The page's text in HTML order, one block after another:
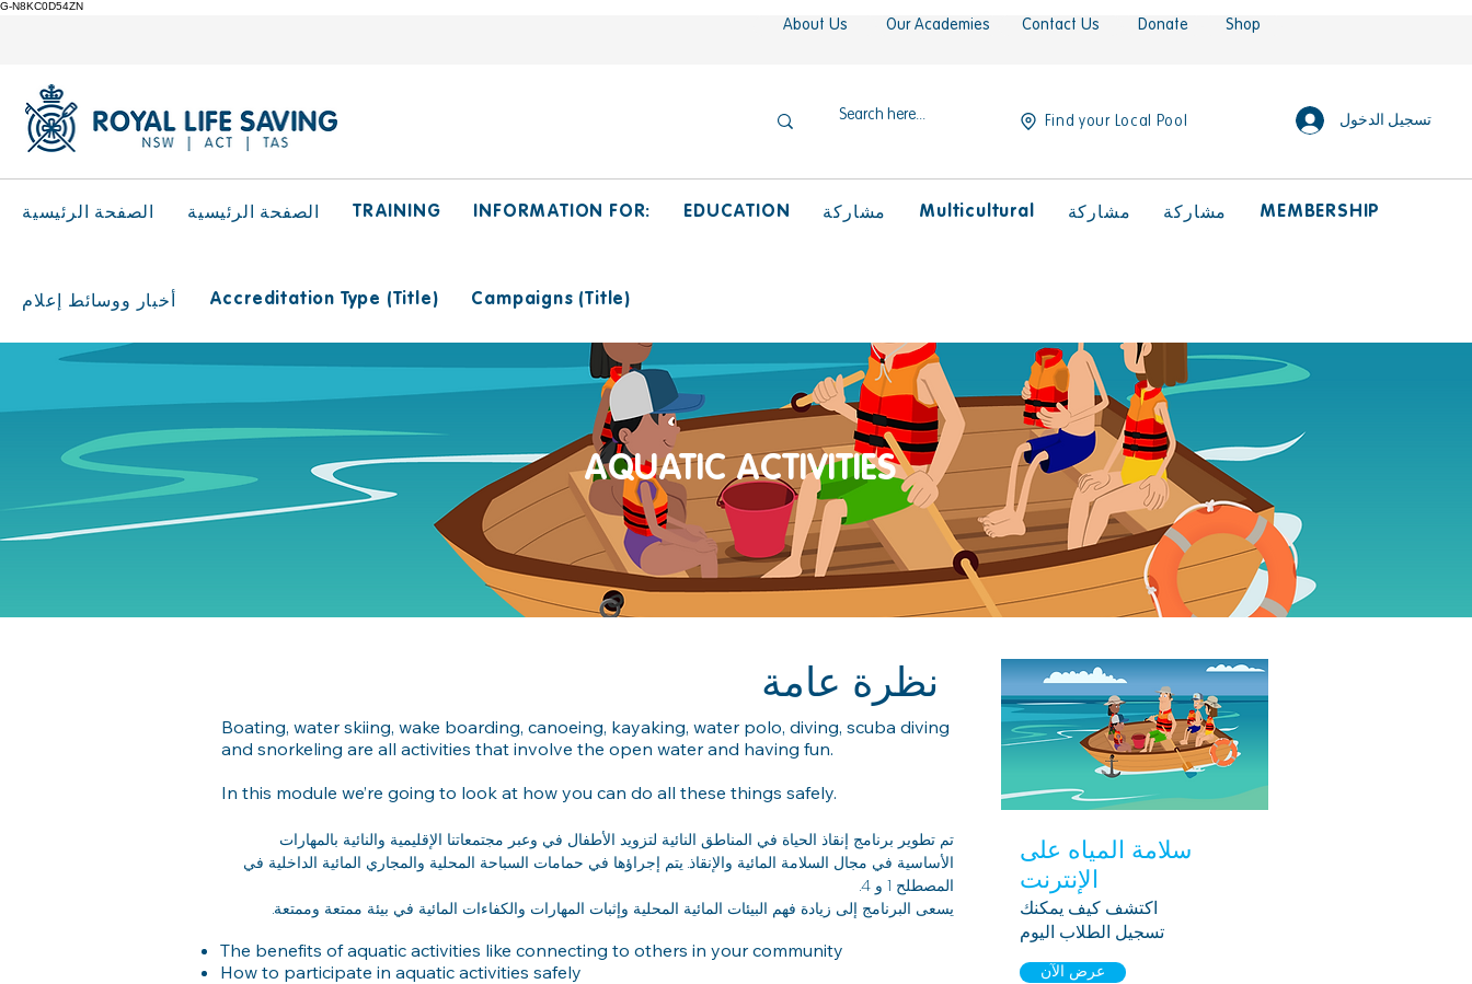
G-N8KC0D54ZN
About Us Our Academies Contact Us Donate Shop
Find your Local Pool تسجيل الدخول
الصفحة الرئيسية الصفحة الرئيسية TRAINING INFORMATION FOR: EDUCATION مشاركة Multicultural مشاركة مشاركة MEMBERSHIP
أخبار ووسائط إعلام Accreditation Type (Title) Campaigns (Title)
AQUATIC ACTIVITIES
نظرة عامة
Boating, water skiing, wake boarding, canoeing, kayaking, water polo, diving, scuba diving
and snorkeling are all activities that involve the open water and having fun.
In this module we’re going to look at how you can do all these things safely.
تم تطوير برنامج إنقاذ الحياة في المناطق النائية لتزويد الأطفال في وعبر مجتمعاتنا الإقليمية والنائية بالمهارات
الأساسية في مجال السلامة المائية والإنقاذ. يتم إجراؤها في حمامات السباحة المحلية والمجاري المائية الداخلية في
المصطلح 1 و 4.
يسعى البرنامج إلى زيادة فهم البيئات المائية المحلية وإثبات المهارات والكفاءات المائية في بيئة ممتعة وممتعة.
The benefits of aquatic activities like connecting to others in your community
How to participate in aquatic activities safely
سلامة المياه على
الإنترنت
اكتشف كيف يمكنك
تسجيل الطلاب اليوم
عرض الآن